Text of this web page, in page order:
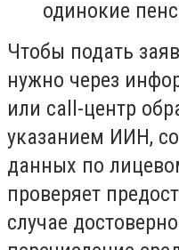
одинокие
Чтобы подать
нужно через
или call-центр
указанием ИИН,
данных по
проверяет
случае